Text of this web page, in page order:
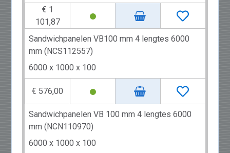
€ 1
101,87
Sandwichpanelen VB100 mm 4 lengtes 6000
mm (NCS112557)
6000 x 1000 x 100
€ 576,00
Sandwichpanelen VB 100 mm 4 lengtes 6000
mm (NCN110970)
6000 x 1000 x 100